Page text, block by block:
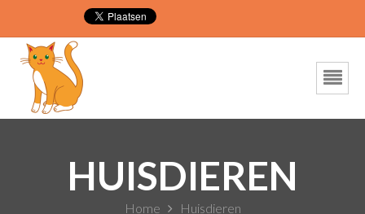
HUISDIEREN
Home Huisdieren